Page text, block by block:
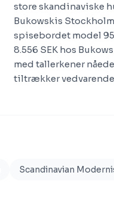
store skandinaviske
Bukowskis
spisebordet model
8.556 SEK hos
med tallerkener
tiltrækker vedvarende
Scandinavian